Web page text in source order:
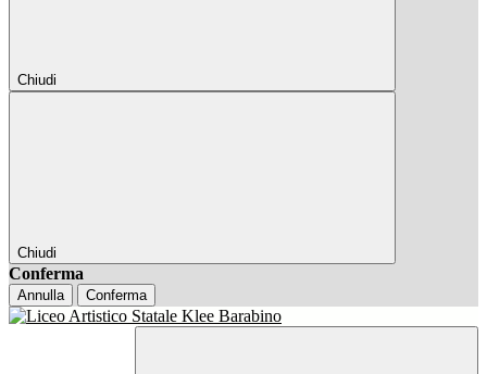
Chiudi
Chiudi
Conferma
Annulla Conferma